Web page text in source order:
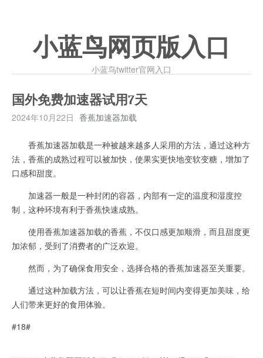
小蓝鸟网页版入口
小蓝鸟twitter官网入口
国外免费加速器试用7天
2024年10月22日 香蕉加速器加载
香蕉加速器加载是一种被越来越多人采用的方法，通过这种方
法，香蕉的成熟过程可以被加快，使果实更快地变软变糖，增加了
口感和甜度。
加速器一般是一种封闭的容器，内部有一定的温度和湿度控
制，这种环境有利于香蕉快速成熟。
使用香蕉加速器加载的香蕉，不仅口感更加顺滑，而且甜度更
加浓郁，受到了消费者的广泛欢迎。
然而，为了确保食用安全，选择合格的香蕉加速器至关重要。
通过这种加载方法，可以让香蕉在短时间内变得更加美味，给
人们带来更好的食用体验。
#18#